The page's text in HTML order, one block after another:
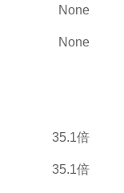
None
None
35.1倍
35.1倍